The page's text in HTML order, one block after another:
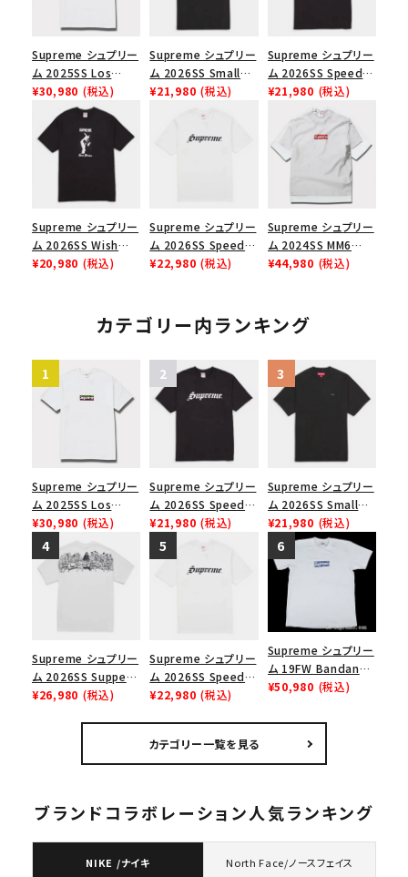
Supreme シュプリー
ム 2025SS Los
Angeles Fire Relief
Box Logo Tee ファ
イヤーリリーフボック
スロゴTシャツ ホワ
¥30,980 (税込)
Supreme シュプリー
ム 2026SS Small
Box Tee スモールボ
¥21,980 (税込)
Supreme シュプリー
ム 2026SS Speed
Tee スピードTシャツ
¥21,980 (税込)
Supreme シュプリー
ム 2026SS Wish
Tee ウィッシュTシ
¥20,980 (税込)
Supreme シュプリー
ム 2026SS Speed
Tee スピードTシャツ
¥22,980 (税込)
Supreme シュプリー
ム 2024SS MM6
Maison Margiela
クスロゴTシャツ ホ
ワイト 白
¥44,980 (税込)
カテゴリー内ランキング
Supreme シュプリー
ム 2025SS Los
Angeles Fire Relief
Box Logo Tee ファ
イヤーリリーフボック
スロゴTシャツ ホワ
¥30,980 (税込)
Supreme シュプリー
ム 2026SS Speed
Tee スピードTシャツ
ブラック
¥21,980 (税込)
Supreme シュプリー
ム 2026SS Small
Box Tee スモールボ
ックスTシャツ ブラッ
ク
¥21,980 (税込)
Supreme シュプリー
ム 2026SS Supper
Tee サパーTシャツ
¥26,980 (税込)
Supreme シュプリー
ム 2026SS Speed
Tee スピードTシャツ
¥22,980 (税込)
Supreme シュプリー
ム 19FW Bandana
Box Logo Tee バン
ャツ ホワイト
¥50,980 (税込)
カテゴリー一覧を見る
ブランドコラボレーション人気ランキング
NIKE /ナイキ North Face/ノースフェイス